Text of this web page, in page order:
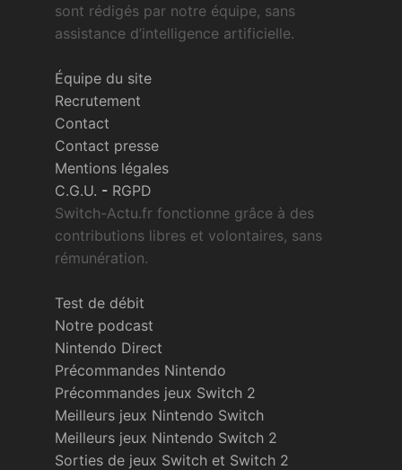
sont rédigés par notre équipe, sans
assistance d’intelligence artificielle.
Équipe du site
Recrutement
Contact
Contact presse
Mentions légales
C.G.U. - RGPD
Switch-Actu.fr fonctionne grâce à des
contributions libres et volontaires, sans
rémunération.
Test de débit
Notre podcast
Nintendo Direct
Précommandes Nintendo
Précommandes jeux Switch 2
Meilleurs jeux Nintendo Switch
Meilleurs jeux Nintendo Switch 2
Sorties de jeux Switch et Switch 2